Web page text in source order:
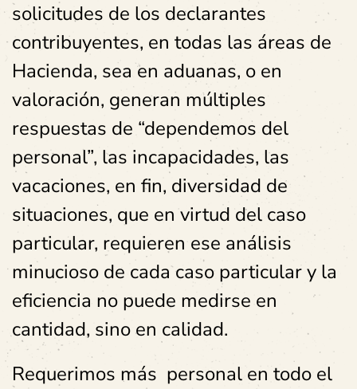
solicitudes de los declarantes
contribuyentes, en todas las áreas de
Hacienda, sea en aduanas, o en
valoración, generan múltiples
respuestas de “dependemos del
personal”, las incapacidades, las
vacaciones, en fin, diversidad de
situaciones, que en virtud del caso
particular, requieren ese análisis
minucioso de cada caso particular y la
eficiencia no puede medirse en
cantidad, sino en calidad.
Requerimos más personal en todo el